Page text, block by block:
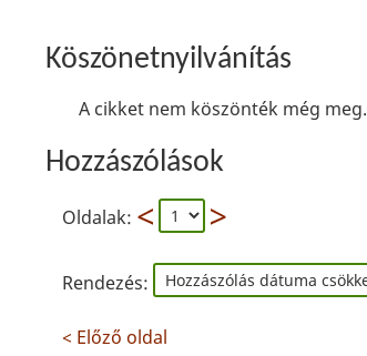
Köszönetnyilvánítás
A cikket nem köszönték még meg.
Hozzászólások
Oldalak:
Rendezés:
< Előző oldal